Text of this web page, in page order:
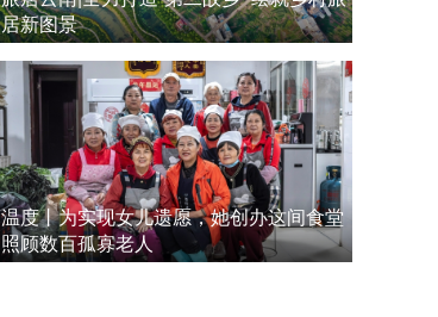
居新图景
温度丨为实现女儿遗愿，她创办这间食堂
照顾数百孤寡老人